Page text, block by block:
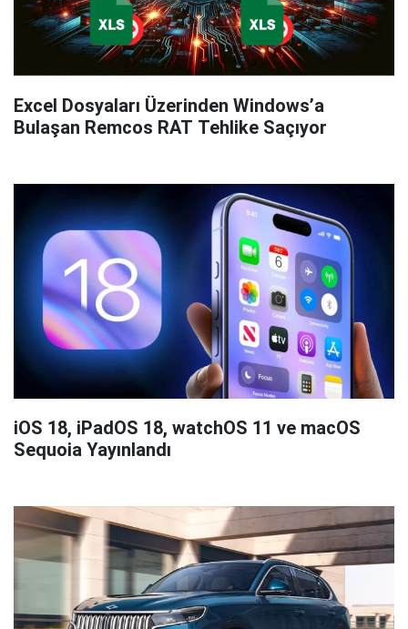
Excel Dosyaları Üzerinden Windows’a
Bulaşan Remcos RAT Tehlike Saçıyor
iOS 18, iPadOS 18, watchOS 11 ve macOS
Sequoia Yayınlandı